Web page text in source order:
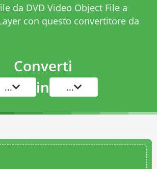
da DVD Video Object File a
con questo convertitore da
Converti
... in ...